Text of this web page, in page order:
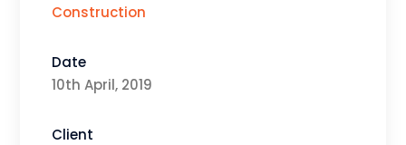
Construction
Date
10th April, 2019
Client